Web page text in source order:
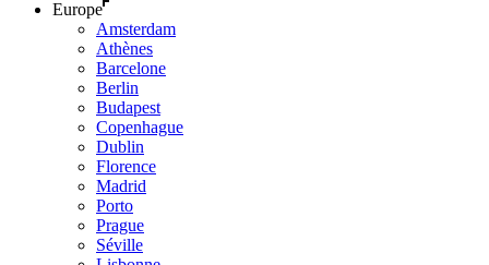
Europe
Amsterdam
Athènes
Barcelone
Berlin
Budapest
Copenhague
Dublin
Florence
Madrid
Porto
Prague
Séville